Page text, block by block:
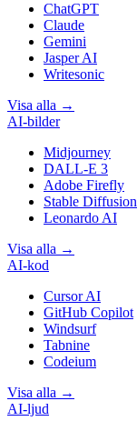
ChatGPT
Claude
Gemini
Jasper AI
Writesonic
Visa alla →
AI-bilder
Midjourney
DALL-E 3
Adobe Firefly
Stable Diffusion
Leonardo AI
Visa alla →
AI-kod
Cursor AI
GitHub Copilot
Windsurf
Tabnine
Codeium
Visa alla →
AI-ljud